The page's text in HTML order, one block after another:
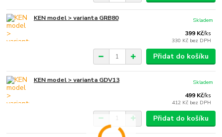
KEN model > varianta GRB80
399 Kč/ks
330 Kč bez DPH
Skladem
Přidat do košíku
KEN model > varianta GDV13
499 Kč/ks
412 Kč bez DPH
Skladem
Přidat do košíku